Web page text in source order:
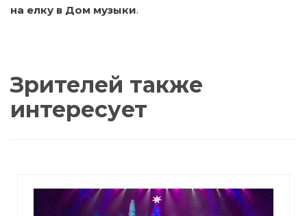
на елку в Дом музыки.
Зрителей также
интересует